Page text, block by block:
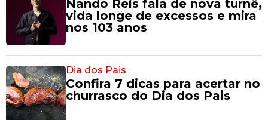
Nando Reis fala de nova turnê,
vida longe de excessos e mira
nos 103 anos
Dia dos Pais
Confira 7 dicas para acertar no
churrasco do Dia dos Pais